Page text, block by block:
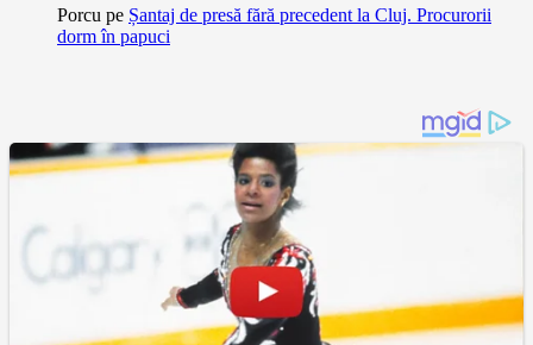
Porcu pe Șantaj de presă fără precedent la Cluj. Procurorii
dorm în papuci